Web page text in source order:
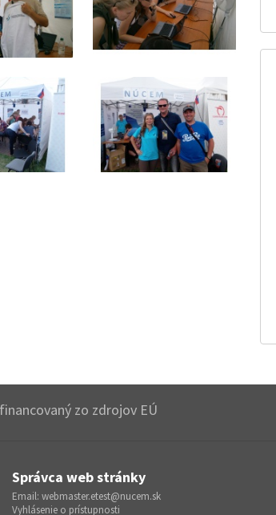
zo zdrojov EÚ
Správca web stránky
Email: webmaster.etest@nucem.sk
Vyhlásenie o prístupnosti